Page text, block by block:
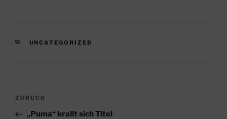
KATEGORIEN
UNCATEGORIZED
Beitragsnavigation
Vorheriger
Beitrag
ZURÜCK
„Puma“ krallt sich Titel